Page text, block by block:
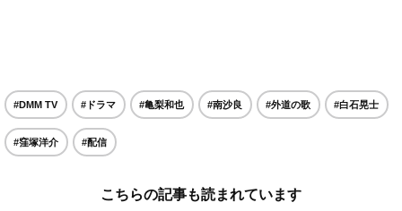
#DMM TV #ドラマ #亀梨和也 #南沙良 #外道の歌 #白石晃士
#窪塚洋介 #配信
こちらの記事も読まれています